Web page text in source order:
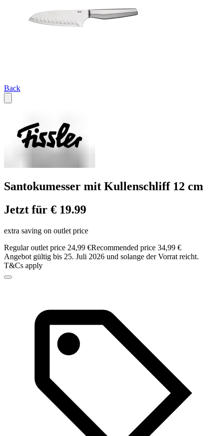
Back
Santokumesser mit Kullenschliff 12 cm
Jetzt für € 19.99
extra saving on outlet price
Regular outlet price 24,99 €Recommended price 34,99 €
Angebot gültig bis 25. Juli 2026 und solange der Vorrat reicht.
T&Cs apply